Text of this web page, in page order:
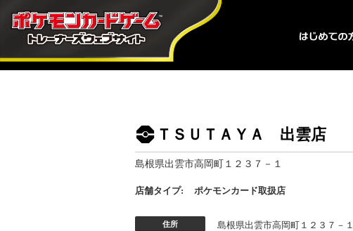
ＴＳＵＴＡＹＡ 出雲店
島根県出雲市高岡町１２３７－１
店舗タイプ: ポケモンカード取扱店
住所 島根県出雲市高岡町１２３７－１